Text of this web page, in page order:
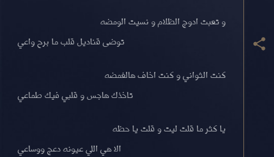
و تعبت ادوج الظلام و نسيت الومضه
توضى قناديل قلب ما برح واعي
كنت الثواني و كنت اخاف هالغمضه
تاخذك هاجس و قلبي فيك طماعي
يا كثر ما قلت ليت و قلت يا حظه
الا هي اللي عيونه دعج ووساعي